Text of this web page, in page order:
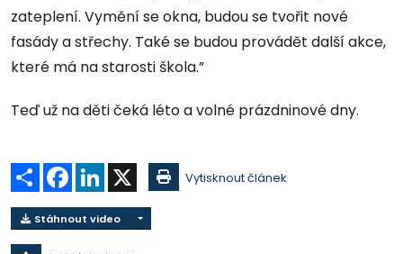
zateplení. Vymění se okna, budou se tvořit nové
fasády a střechy. Také se budou provádět další akce,
které má na starosti škola.”
Teď už na děti čeká léto a volné prázdninové dny.
Sdílet Facebook
LinkedIn Vytisknout článek
Stáhnout video